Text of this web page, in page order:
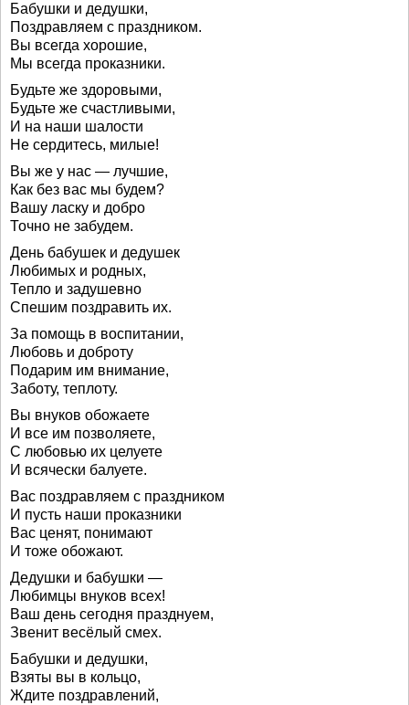
Бабушки и дедушки,
Поздравляем с праздником.
Вы всегда хорошие,
Мы всегда проказники.
Будьте же здоровыми,
Будьте же счастливыми,
И на наши шалости
Не сердитесь, милые!
Вы же у нас — лучшие,
Как без вас мы будем?
Вашу ласку и добро
Точно не забудем.
День бабушек и дедушек
Любимых и родных,
Тепло и задушевно
Спешим поздравить их.
За помощь в воспитании,
Любовь и доброту
Подарим им внимание,
Заботу, теплоту.
Вы внуков обожаете
И все им позволяете,
С любовью их целуете
И всячески балуете.
Вас поздравляем с праздником
И пусть наши проказники
Вас ценят, понимают
И тоже обожают.
Дедушки и бабушки —
Любимцы внуков всех!
Ваш день сегодня празднуем,
Звенит весёлый смех.
Бабушки и дедушки,
Взяты вы в кольцо,
Ждите поздравлений,